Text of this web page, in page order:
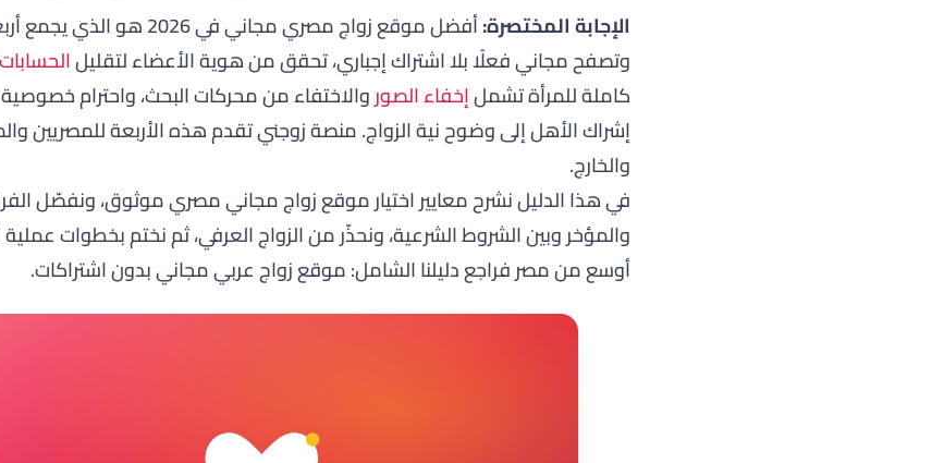
الإجابة المختصرة:
أفضل موقع زواج مصري مجاني في
وتصفح مجاني فعلًا بلا اشتراك إجباري، تحقق من هوية الأعضاء لتقليل
كاملة للمرأة تشملإخفاء الصوروالاختفاء من محركات البحث، واحترام
إشراك الأهل إلى وضوح نية الزواج. منصة زوجني تقدم هذه الأربعة للمصريين
والخارج.
في هذا الدليل نشرح معايير اختيار موقع زواج مجاني مصري موثوق، ونفصّل
والمؤخر وبين الشروط الشرعية، ونحذّر من الزواج العرفي، ثم نختم بخطوات
أوسع من مصر فراجع دليلنا الشامل:موقع زواج عربي مجاني بدون اشتراكات.